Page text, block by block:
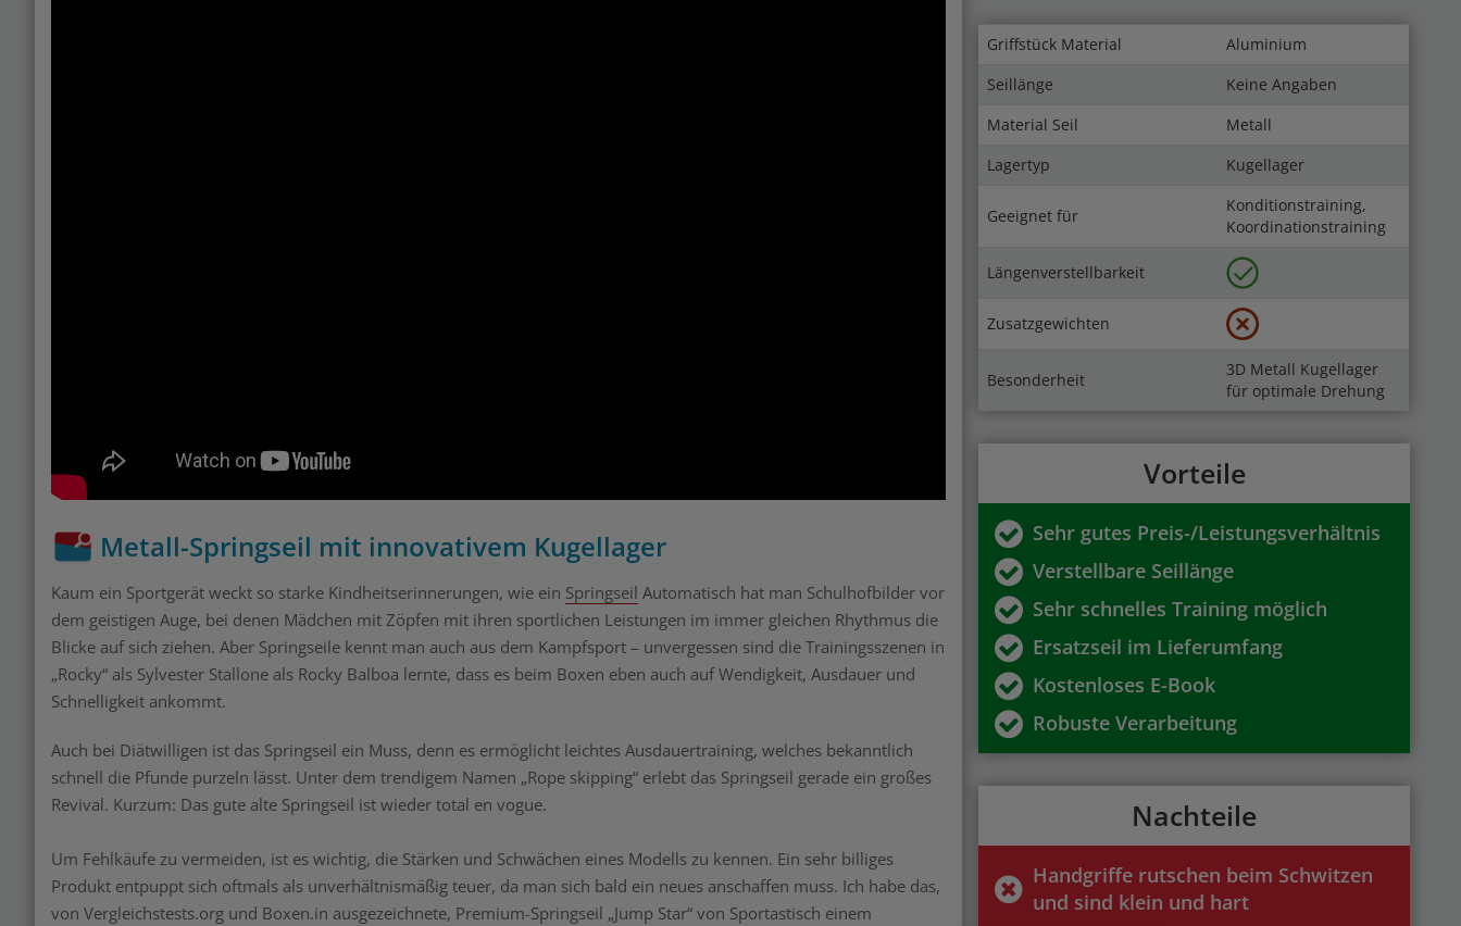
Metall-Springseil mit innovativem Kugellager
Kaum ein Sportgerät weckt so starke Kindheitserinnerungen, wie ein Springseil Automatisch hat man Schulhofbilder vor
dem geistigen Auge, bei denen Mädchen mit Zöpfen mit ihren sportlichen Leistungen im immer gleichen Rhythmus die
Blicke auf sich ziehen. Aber Springseile kennt man auch aus dem Kampfsport – unvergessen sind die Trainingsszenen in
„Rocky“ als Sylvester Stallone als Rocky Balboa lernte, dass es beim Boxen eben auch auf Wendigkeit, Ausdauer und
Schnelligkeit ankommt.
Auch bei Diätwilligen ist das Springseil ein Muss, denn es ermöglicht leichtes Ausdauertraining, welches bekanntlich
schnell die Pfunde purzeln lässt. Unter dem trendigem Namen „Rope skipping“ erlebt das Springseil gerade ein großes
Revival. Kurzum: Das gute alte Springseil ist wieder total en vogue.
Um Fehlkäufe zu vermeiden, ist es wichtig, die Stärken und Schwächen eines Modells zu kennen. Ein sehr billiges
Produkt entpuppt sich oftmals als unverhältnismäßig teuer, da man sich bald ein neues anschaffen muss. Ich habe das,
von Vergleichstests.org und Boxen.in ausgezeichnete, Premium-Springseil „Jump Star“ von Sportastisch einem
Griffstück Material
Aluminium
Seillänge
Keine Angaben
Material Seil
Metall
Lagertyp
Kugellager
Geeignet für
Konditionstraining,
Koordinationstraining
Längenverstellbarkeit
Zusatzgewichten
Besonderheit
3D Metall Kugellager
für optimale Drehung
Vorteile
Sehr gutes Preis-/Leistungsverhältnis
Verstellbare Seillänge
Sehr schnelles Training möglich
Ersatzseil im Lieferumfang
Kostenloses E-Book
Robuste Verarbeitung
Nachteile
Handgriffe rutschen beim Schwitzen
und sind klein und hart